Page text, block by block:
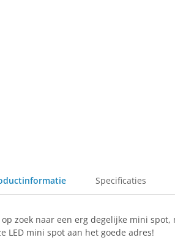
Specificaties
op zoek naar een erg degelijke mini
LED mini spot aan het goede adres!